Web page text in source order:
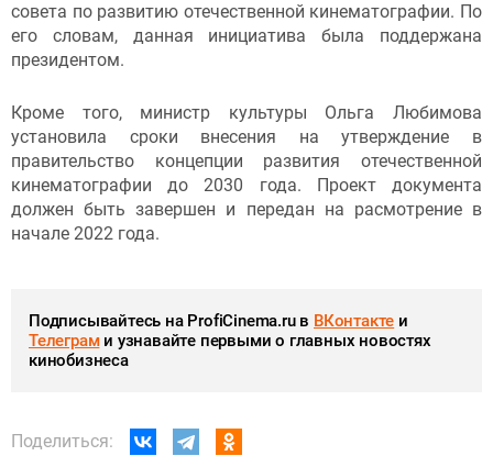
совета по развитию отечественной кинематографии. По
его словам, данная инициатива была поддержана
президентом.
Кроме того, министр культуры Ольга Любимова
установила сроки внесения на утверждение в
правительство концепции развития отечественной
кинематографии до 2030 года. Проект документа
должен быть завершен и передан на расмотрение в
начале 2022 года.
Подписывайтесь на ProfiCinema.ru в ВКонтакте и
Телеграми узнавайте первыми о главных новостях
кинобизнеса
Поделиться: